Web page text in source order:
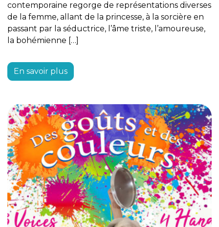
contemporaine regorge de représentations diverses
de la femme, allant de la princesse, à la sorcière en
passant par la séductrice, l’âme triste, l’amoureuse,
la bohémienne […]
En savoir plus